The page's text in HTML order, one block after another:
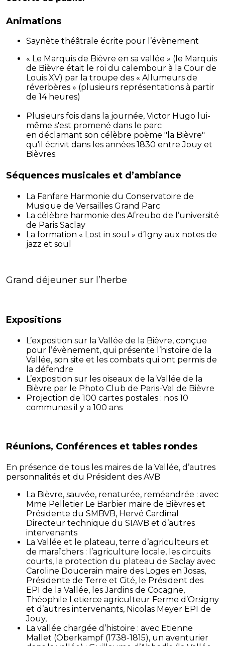
Animations
Saynète théâtrale écrite pour l’évènement
« Le Marquis de Bièvre en sa vallée » (le Marquis
de Bièvre était le roi du calembour à la Cour de
Louis XV) par la troupe des « Allumeurs de
réverbères » (plusieurs représentations à partir
de 14 heures)
Plusieurs fois dans la journée, Victor Hugo lui-
même s'est promené dans le parc
en déclamant son célèbre poème "la Bièvre"
qu'il écrivit dans les années 1830 entre Jouy et
Bièvres.
Séquences musicales et d’ambiance
La Fanfare Harmonie du Conservatoire de
Musique de Versailles Grand Parc
La célèbre harmonie des Afreubo de l’université
de Paris Saclay
La formation « Lost in soul » d’Igny aux notes de
jazz et soul
Grand déjeuner sur l’herbe
Expositions
L’exposition sur la Vallée de la Bièvre, conçue
pour l’évènement, qui présente l’histoire de la
Vallée, son site et les combats qui ont permis de
la défendre
L’exposition sur les oiseaux de la Vallée de la
Bièvre par le Photo Club de Paris-Val de Bièvre
Projection de 100 cartes postales : nos 10
communes il y a 100 ans
Réunions, Conférences et tables rondes
En présence de tous les maires de la Vallée, d’autres
personnalités et du Président des AVB
La Bièvre, sauvée, renaturée, reméandrée : avec
Mme Pelletier Le Barbier maire de Bièvres et
Présidente du SMBVB, Hervé Cardinal
Directeur technique du SIAVB et d’autres
intervenants
La Vallée et le plateau, terre d’agriculteurs et
de maraîchers : l’agriculture locale, les circuits
courts, la protection du plateau de Saclay avec
Caroline Doucerain maire des Loges en Josas,
Présidente de Terre et Cité, le Président des
EPI de la Vallée, les Jardins de Cocagne,
Théophile Letierce agriculteur Ferme d’Orsigny
et d’autres intervenants, Nicolas Meyer EPI de
Jouy,
La vallée chargée d’histoire : avec Etienne
Mallet (Oberkampf (1738-1815), un aventurier